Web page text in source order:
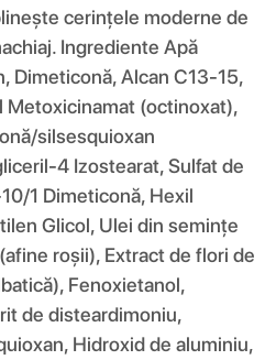
cerințele moderne de
Ingrediente Apă
Dimeticonă, Alcan C13-15,
Metoxicinamat (octinoxat),
silsesquioxan
4 Izostearat, Sulfat de
1 Dimeticonă, Hexil
Glicol, Ulei din semințe
roșii), Extract de flori de
Fenoxietanol,
de disteardimoniu,
Hidroxid de aluminiu,